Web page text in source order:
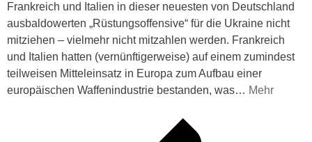
Frankreich und Italien in dieser neuesten von Deutschland
ausbaldowerten „Rüstungsoffensive“ für die Ukraine nicht
mitziehen – vielmehr nicht mitzahlen werden. Frankreich
und Italien hatten (vernünftigerweise) auf einem zumindest
teilweisen Mitteleinsatz in Europa zum Aufbau einer
europäischen Waffenindustrie bestanden, was… Mehr